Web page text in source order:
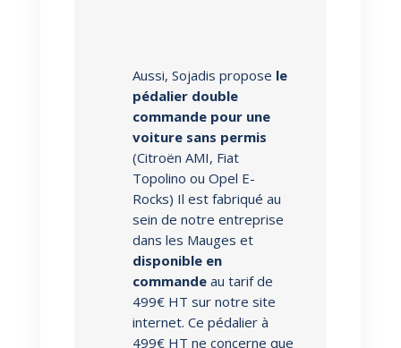
Aussi, Sojadis propose le
pédalier double
commande pour une
voiture sans permis
(Citroën AMI, Fiat
Topolino ou Opel E-
Rocks) Il est fabriqué au
sein de notre entreprise
dans les Mauges et
disponible en
commandeau tarif de
499€ HT sur notre site
internet. Ce pédalier à
499€ HT ne concerne que